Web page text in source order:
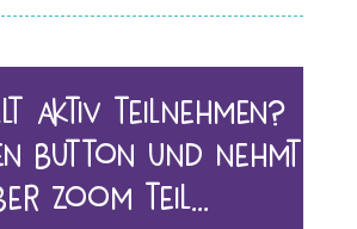
aktiv teilnehmen?
Button und nehmt
Zoom teil…